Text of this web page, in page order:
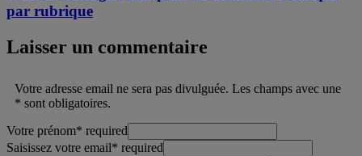
par rubrique
Laisser un commentaire
Votre adresse email ne sera pas divulguée. Les champs avec une
* sont obligatoires.
Votre prénom* required
Saisissez votre email* required